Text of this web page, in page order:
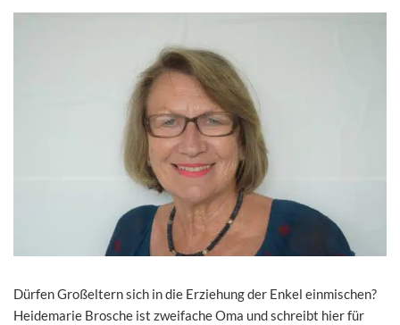
Dürfen Großeltern sich in die Erziehung der Enkel einmischen?
Heidemarie Brosche ist zweifache Oma und schreibt hier für